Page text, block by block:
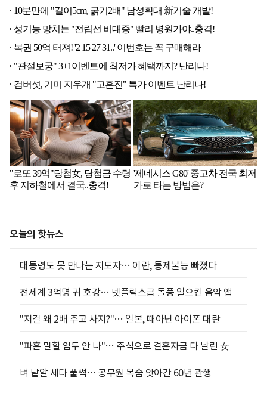
오늘의 핫뉴스
대통령도 못 만나는 지도자… 이란, 통제불능 빠졌다
전세계 3억명 귀 호강… 넷플릭스급 돌풍 일으킨 음악 앱
"저걸 왜 2배 주고 사지?"… 일본, 때아닌 아이폰 대란
"파혼 말할 엄두 안 나"… 주식으로 결혼자금 다 날린 女
벼 낱알 세다 풀썩… 공무원 목숨 앗아간 60년 관행